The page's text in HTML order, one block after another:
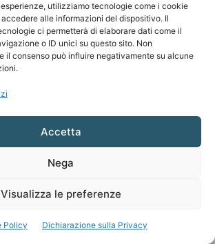
utilizziamo tecnologie come i cookie
alle informazioni del dispositivo. Il
ci permetterà di elaborare dati come il
o ID unici su questo sito. Non
il consenso può influire negativamente su alcune
Accetta
Nega
Visualizza le preferenze
Policy Dichiarazione sulla Privacy
SEGUICI